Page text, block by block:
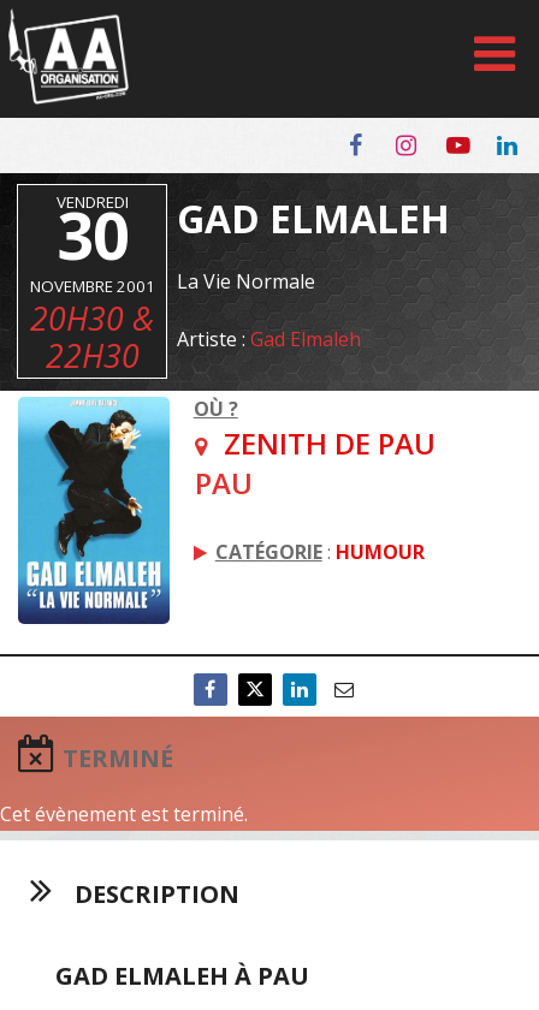
Panneau de gestion des cookies
VENDREDI
30
NOVEMBRE 2001
20H30 &
22H30
GAD ELMALEH
La Vie Normale
Artiste :Gad Elmaleh
OÙ ?
ZENITH DE PAU
PAU
CATÉGORIE: HUMOUR
TERMINÉ
Cet évènement est terminé.
DESCRIPTION
GAD ELMALEH À PAU